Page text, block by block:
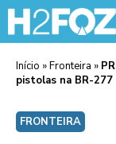
Início »Fronteira »
pistolas na BR-277
FRONTEIRA